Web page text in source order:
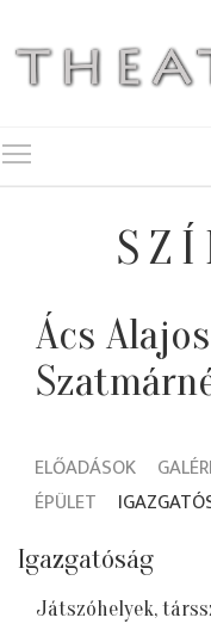
Ács
ELŐADÁSOK
ÉPÜLET
Igazgatóság
Játszóhelyek,